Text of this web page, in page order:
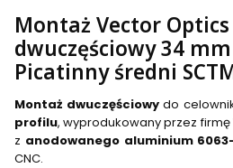
Montaż Vector Optics
dwuczęściowy 34
Picatinny średni
Montaż dwuczęściowydo
profilu, wyprodukowany przez firmę
z anodowanego aluminium
CNC.